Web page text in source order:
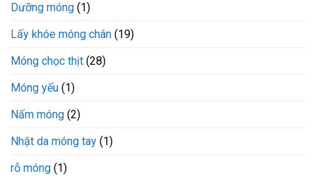
Dưỡng móng (1)
Lấy khóe móng chân (19)
Móng chọc thịt (28)
Móng yếu (1)
Nấm móng (2)
Nhặt da móng tay (1)
rỗ móng (1)